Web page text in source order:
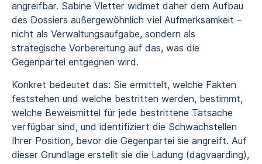
angreifbar. Sabine Vletter widmet daher dem Aufbau
des Dossiers außergewöhnlich viel Aufmerksamkeit –
nicht als Verwaltungsaufgabe, sondern als
strategische Vorbereitung auf das, was die
Gegenpartei entgegnen wird.
Konkret bedeutet das: Sie ermittelt, welche Fakten
feststehen und welche bestritten werden, bestimmt,
welche Beweismittel für jede bestrittene Tatsache
verfügbar sind, und identifiziert die Schwachstellen
Ihrer Position, bevor die Gegenpartei sie angreift. Auf
dieser Grundlage erstellt sie die Ladung (dagvaarding),